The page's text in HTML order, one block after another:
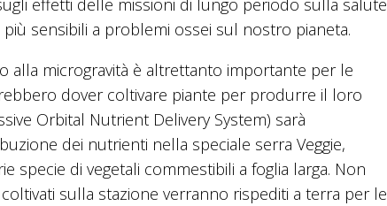
effetti delle missioni di lungo periodo sulla salute
sensibili a problemi ossei sul nostro pianeta.
alla microgravità è altrettanto importante per le
dover coltivare piante per produrre il loro
Orbital Nutrient Delivery System) sarà
dei nutrienti nella speciale serra Veggie,
specie di vegetali commestibili a foglia larga. Non
sulla stazione verranno rispediti a terra per le